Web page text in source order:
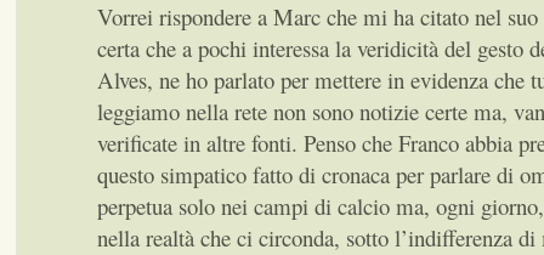
Vorrei rispondere a Marc che mi ha citato nel
certa che a pochi interessa la veridicità del gesto
Alves, ne ho parlato per mettere in evidenza che
leggiamo nella rete non sono notizie certe ma,
verificate in altre fonti. Penso che Franco abbia
questo simpatico fatto di cronaca per parlare di
perpetua solo nei campi di calcio ma, ogni
nella realtà che ci circonda, sotto l’indifferenza